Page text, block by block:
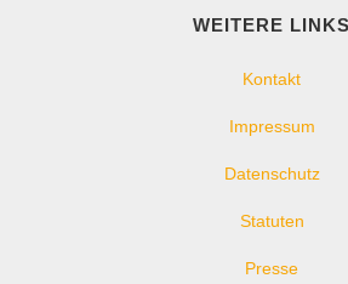
WEITERE LINKS
Kontakt
Impressum
Datenschutz
Statuten
Presse